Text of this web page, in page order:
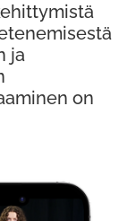
ja
on